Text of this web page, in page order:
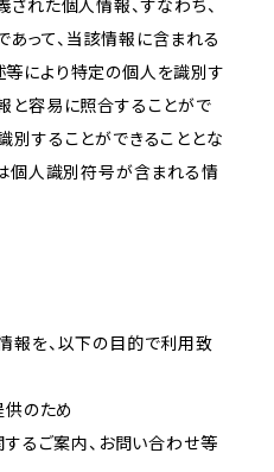
れた個人情報、すなわち、
って、当該情報に含まれる
により特定の個人を識別す
と容易に照合することがで
別することができることとな
は個人識別符号が含まれる情
報を、以下の目的で利用致
供のため
するご案内、お問い合わせ等